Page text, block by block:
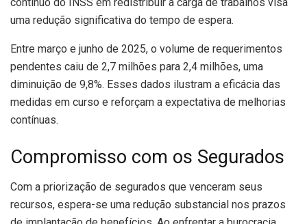
uma redução significativa do tempo de espera.
Entre março e junho de 2025, o volume de requerimentos
pendentes caiu de 2,7 milhões para 2,4 milhões, uma
diminuição de 9,8%. Esses dados ilustram a eficácia das
medidas em curso e reforçam a expectativa de melhorias
contínuas.
Compromisso com os Segurados
Com a priorização de segurados que venceram seus
recursos, espera-se uma redução substancial nos prazos